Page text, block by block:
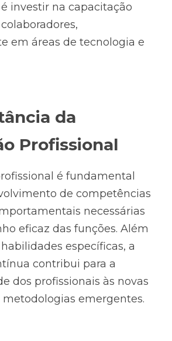
investir na capacitação
em áreas de tecnologia e
da
Profissional
é fundamental
de competências
necessárias
eficaz das funções. Além
específicas, a
contribui para a
dos profissionais às novas
emergentes.